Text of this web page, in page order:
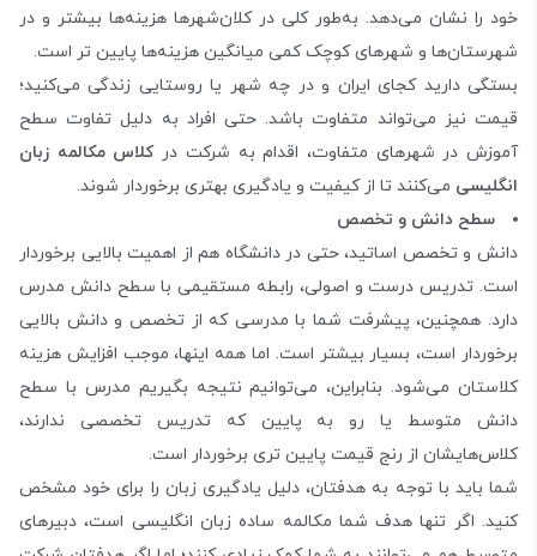
خود را نشان می‌دهد. به‌طور کلی در کلان‌شهر‌ها هزینه‌ها بیشتر و در
شهرستان‌ها و شهر‌های کوچک کمی میانگین‌ هزینه‌ها پایین تر است.
بستگی دارید کجای ایران و در چه شهر یا روستایی زندگی‌ می‌کنید؛
قیمت نیز می‌تواند متفاوت باشد. حتی افراد به دلیل تفاوت سطح
آموزش در شهرهای متفاوت، اقدام به شرکت درکلاس مکالمه زبان
انگلیسی می‌کنند تا از کیفیت و یادگیری بهتری برخوردار شوند.
سطح دانش و تخصص
دانش و تخصص اساتید، حتی در دانشگاه هم از اهمیت بالایی برخوردار
است. تدریس درست و اصولی، رابطه مستقیمی با سطح دانش مدرس
دارد. همچنین، پیشرفت شما با مدرسی که از تخصص و دانش بالایی
برخوردار است، بسیار بیشتر است. اما همه اینها، موجب افزایش هزینه
کلاستان می‌شود. بنابراین، می‌توانیم نتیجه بگیریم مدرس با سطح
دانش متوسط یا رو به پایین که تدریس تخصصی ندارند،
کلاس‌هایشان از رنج قیمت پایین تری برخوردار است.
شما باید با توجه به هدفتان، دلیل یادگیری زبان را برای خود مشخص
کنید. اگر تنها هدف شما مکالمه ساده زبان انگلیسی است، دبیرهای